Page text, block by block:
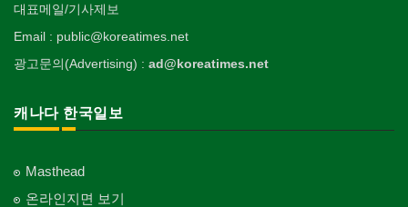
대표메일/기사제보
Email : public@koreatimes.net
광고문의(Advertising) : ad@koreatimes.net
캐나다 한국일보
Masthead
온라인지면 보기